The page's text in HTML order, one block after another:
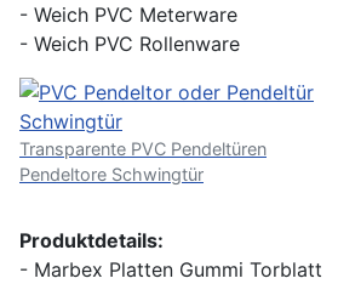
- Weich PVC Meterware
- Weich PVC Rollenware
Transparente PVC Pendeltüren
Pendeltore Schwingtür
Produktdetails:
- Marbex Platten Gummi Torblatt